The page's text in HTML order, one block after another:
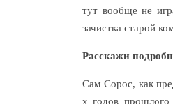
тут вообще не
зачистка старой
Расскажи
Сам Сорос, как
х годов прошлого